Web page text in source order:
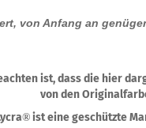
von Anfang an
ist, dass die hier
von den
®ist eine geschützte